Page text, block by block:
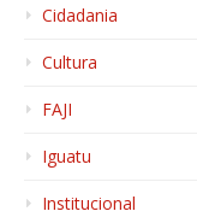
Cidadania
Cultura
FAJI
Iguatu
Institucional